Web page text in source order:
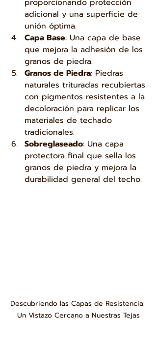
proporcionando protección
adicional y una superficie de
unión óptima.
Capa Base: Una capa de base
que mejora la adhesión de los
granos de piedra.
Granos de Piedra: Piedras
naturales trituradas recubiertas
con pigmentos resistentes a la
decoloración para replicar los
materiales de techado
tradicionales.
Sobreglaseado: Una capa
protectora final que sella los
granos de piedra y mejora la
durabilidad general del techo.
Descubriendo las Capas de Resistencia:
Un Vistazo Cercano a Nuestras Tejas